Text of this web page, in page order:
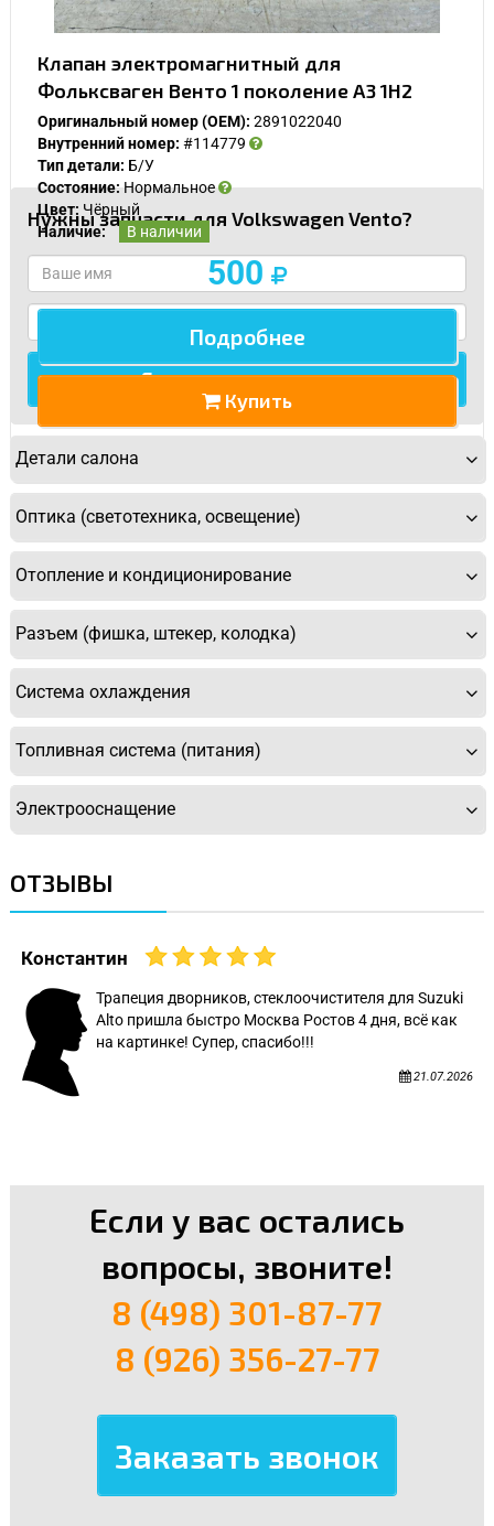
Клапан электромагнитный для
Фольксваген Венто 1 поколение A3 1H2
Оригинальный номер (OEM): 2891022040
Внутренний номер: #114779
Тип детали: Б/У
Состояние:Нормальное
Цвет: Чёрный
Наличие:
В наличии
500
Подробнее
Купить
Нужны запчасти для Volkswagen Vento?
Детали салона
Оптика (светотехника, освещение)
Отопление и кондиционирование
Разъем (фишка, штекер, колодка)
Система охлаждения
Топливная система (питания)
Электрооснащение
ОТЗЫВЫ
Константин
Трапеция дворников, стеклоочистителя для Suzuki
Alto пришла быстро Москва Ростов 4 дня, всё как
на картинке! Супер, спасибо!!!
21.07.2026
Если у вас остались
вопросы, звоните!
8 (498) 301-87-77
8 (926) 356-27-77